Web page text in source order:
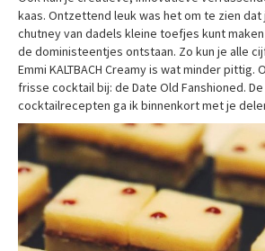
kaas. Ontzettend leuk was het om te zien
chutney van dadels kleine toefjes kunt
de doministeentjes ontstaan. Zo kun je alle
Emmi KALTBACH Creamy is wat minder
frisse cocktail bij: de Date Old Fanshioned.
cocktailrecepten ga ik binnenkort met je